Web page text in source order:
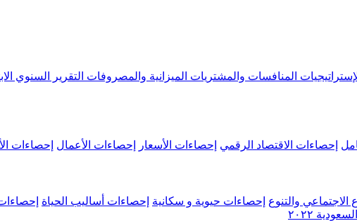
المنافسات والمشتريات الميزانية والمصروفات التقرير السنوي
إحصاءات الاقتصاد الرقمي إحصاءات الأسعار إحصاءات الأعمال إحصاءات
الاجتماعي والتنوع إحصاءات حيوية و سكانية إحصاءات أساليب الحياة
٢٠٢٢